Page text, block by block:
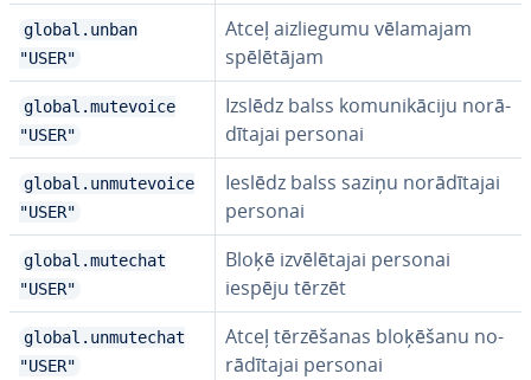
global.unban
"USER"
Atceļ aiz­lie­gu­mu vēlamajam
spē­lē­tā­jam
global.mutevoice
"USER"
Izslēdz balss ko­mu­ni­kā­ci­ju no­rā­
dī­ta­jai personai
global.unmutevoice
"USER"
Ieslēdz balss saziņu no­rā­dī­ta­jai
personai
global.mutechat
"USER"
Bloķē iz­vē­lē­ta­jai personai
iespēju tērzēt
global.unmutechat
"USER"
Atceļ tēr­zē­ša­nas bloķēšanu no­
rā­dī­ta­jai personai